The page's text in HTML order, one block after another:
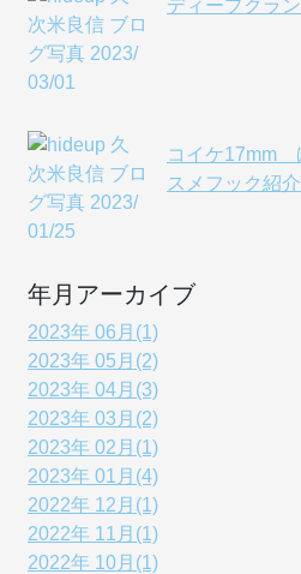
ディープクラ
コイケ17mm
スメフック紹介
年月アーカイブ
2023年 06月(1)
2023年 05月(2)
2023年 04月(3)
2023年 03月(2)
2023年 02月(1)
2023年 01月(4)
2022年 12月(1)
2022年 11月(1)
2022年 10月(1)